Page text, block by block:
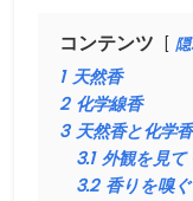
コンテンツ
1 天然香
2 化学線香
3 天然香と化学
3.1 外観を見
3.2 香りを嗅ぐ